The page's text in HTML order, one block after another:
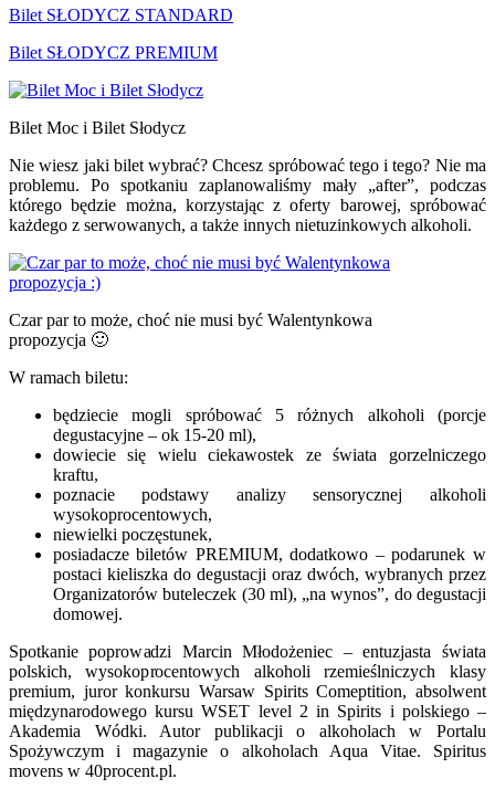
Bilet SŁODYCZ STANDARD
Bilet SŁODYCZ PREMIUM
Bilet Moc i Bilet Słodycz
Nie wiesz jaki bilet wybrać? Chcesz spróbować tego i tego? Nie ma
problemu. Po spotkaniu zaplanowaliśmy mały „after”, podczas
którego będzie można, korzystając z oferty barowej, spróbować
każdego z serwowanych, a także innych nietuzinkowych alkoholi.
Czar par to może, choć nie musi być Walentynkowa
propozycja 🙂
W ramach biletu:
będziecie mogli spróbować 5 różnych alkoholi (porcje
degustacyjne – ok 15-20 ml),
dowiecie się wielu ciekawostek ze świata gorzelniczego
kraftu,
poznacie podstawy analizy sensorycznej alkoholi
wysokoprocentowych,
niewielki poczęstunek,
posiadacze biletów PREMIUM, dodatkowo – podarunek w
postaci kieliszka do degustacji oraz dwóch, wybranych przez
Organizatorów buteleczek (30 ml), „na wynos”, do degustacji
domowej.
Spotkanie poprowadzi Marcin Młodożeniec – entuzjasta świata
polskich, wysokoprocentowych alkoholi rzemieślniczych klasy
premium, juror konkursu Warsaw Spirits Comeptition, absolwent
międzynarodowego kursu WSET level 2 in Spirits i polskiego –
Akademia Wódki. Autor publikacji o alkoholach w Portalu
Spożywczym i magazynie o alkoholach Aqua Vitae. Spiritus
movens w 40procent.pl.